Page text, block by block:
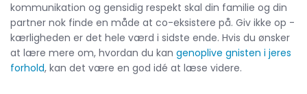
kommunikation og gensidig respekt skal din familie og din
partner nok finde en måde at co-eksistere på. Giv ikke op -
kærligheden er det hele værd i sidste ende. Hvis du ønsker
at lære mere om, hvordan du kan genoplive gnisten i jeres
forhold, kan det være en god idé at læse videre.